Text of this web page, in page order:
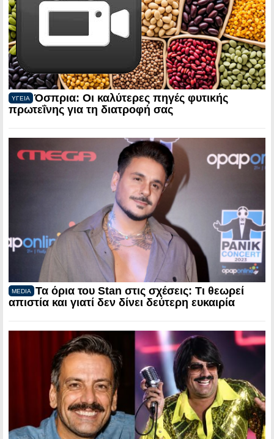
ΥΓΕΙΑ
Όσπρια: Οι καλύτερες πηγές φυτικής
πρωτεΐνης για τη διατροφή σας
MEDIA
Τα όρια του Stan στις σχέσεις: Τι θεωρεί
απιστία και γιατί δεν δίνει δεύτερη ευκαιρία